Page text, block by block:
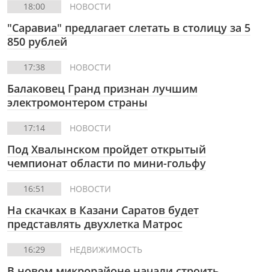
18:00 НОВОСТИ
"Саравиа" предлагает слетать в столицу за 5
850 рублей
17:38 НОВОСТИ
Балаковец Гранд признан лучшим
электромонтером страны
17:14 НОВОСТИ
Под Хвалынском пройдет открытый
чемпионат области по мини-гольфу
16:51 НОВОСТИ
На скачках в Казани Саратов будет
представлять двухлетка Матрос
16:29 НЕДВИЖИМОСТЬ